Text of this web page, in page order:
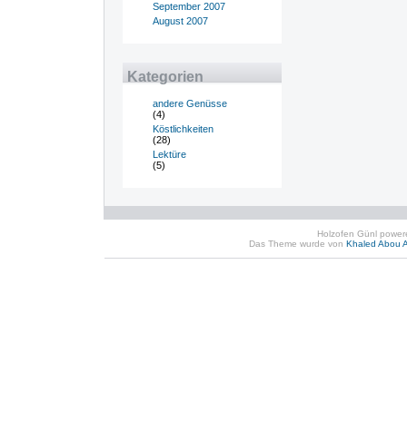
September 2007
August 2007
Kategorien
andere Genüsse
(4)
Köstlichkeiten
(28)
Lektüre
(5)
Holzofen Günl
Das Theme wurde von Khaled Abou